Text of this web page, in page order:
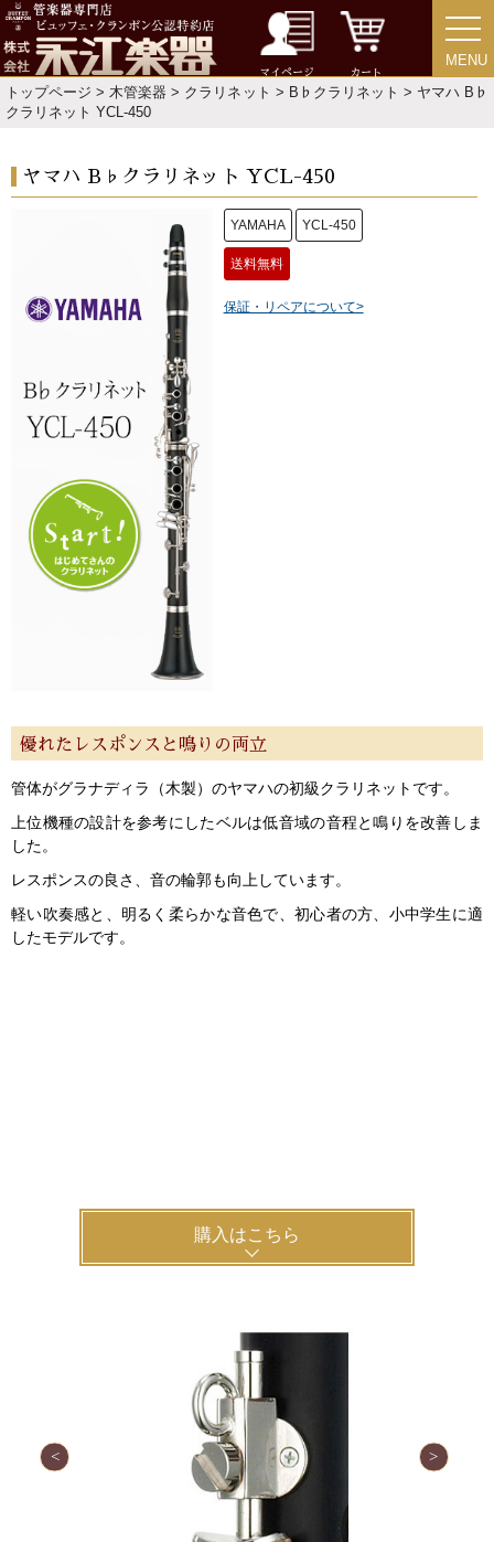
マイページ カート
MENU
MENU
トップページ >木管楽器 > クラリネット > B♭クラリネット > ヤマハ B♭
クラリネット YCL-450
ヤマハ B♭クラリネット YCL-450
YAMAHA YCL-450
送料無料
保証・リペアについて>
優れたレスポンスと鳴りの両立
管体がグラナディラ（木製）のヤマハの初級クラリネットです。
上位機種の設計を参考にしたベルは低音域の音程と鳴りを改善しま
した。
レスポンスの良さ、音の輪郭も向上しています。
軽い吹奏感と、明るく柔らかな音色で、初心者の方、小中学生に適
したモデルです。
購入はこちら